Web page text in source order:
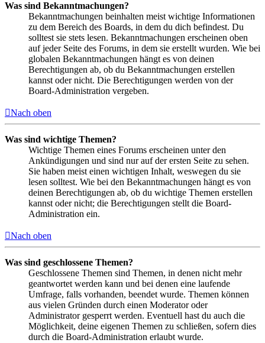
Was sind Bekanntmachungen?
Bekanntmachungen beinhalten meist wichtige Informationen
zu dem Bereich des Boards, in dem du dich befindest. Du
solltest sie stets lesen. Bekanntmachungen erscheinen oben
auf jeder Seite des Forums, in dem sie erstellt wurden. Wie bei
globalen Bekanntmachungen hängt es von deinen
Berechtigungen ab, ob du Bekanntmachungen erstellen
kannst oder nicht. Die Berechtigungen werden von der
Board-Administration vergeben.
Nach oben
Was sind wichtige Themen?
Wichtige Themen eines Forums erscheinen unter den
Ankündigungen und sind nur auf der ersten Seite zu sehen.
Sie haben meist einen wichtigen Inhalt, weswegen du sie
lesen solltest. Wie bei den Bekanntmachungen hängt es von
deinen Berechtigungen ab, ob du wichtige Themen erstellen
kannst oder nicht; die Berechtigungen stellt die Board-
Administration ein.
Nach oben
Was sind geschlossene Themen?
Geschlossene Themen sind Themen, in denen nicht mehr
geantwortet werden kann und bei denen eine laufende
Umfrage, falls vorhanden, beendet wurde. Themen können
aus vielen Gründen durch einen Moderator oder
Administrator gesperrt werden. Eventuell hast du auch die
Möglichkeit, deine eigenen Themen zu schließen, sofern dies
durch die Board-Administration erlaubt wurde.